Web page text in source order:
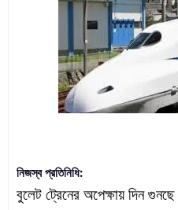
নিজস্ব প্রতিনিধি:
বুলেট ট্রেনের অপেক্ষায় দিন